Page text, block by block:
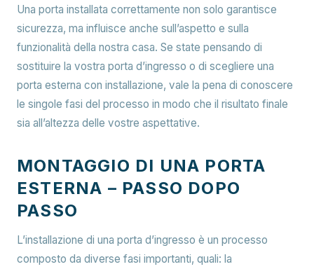
Una porta installata correttamente non solo garantisce
sicurezza, ma influisce anche sull’aspetto e sulla
funzionalità della nostra casa. Se state pensando di
sostituire la vostra porta d’ingresso o di scegliere una
porta esterna con installazione, vale la pena di conoscere
le singole fasi del processo in modo che il risultato finale
sia all’altezza delle vostre aspettative.
MONTAGGIO DI UNA PORTA
ESTERNA – PASSO DOPO
PASSO
L’installazione di una porta d’ingresso è un processo
composto da diverse fasi importanti, quali: la